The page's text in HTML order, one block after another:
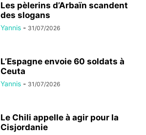
Les pèlerins d’Arbaïn scandent
des slogans
Yannis - 31/07/2026
L’Espagne envoie 60 soldats à
Ceuta
Yannis - 31/07/2026
Le Chili appelle à agir pour la
Cisjordanie